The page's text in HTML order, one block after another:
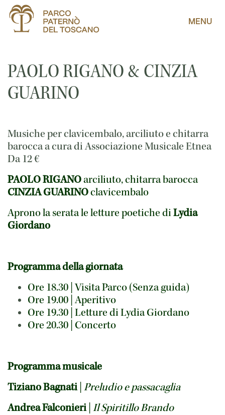
MENU
PAOLO RIGANO & CINZIA
GUARINO
Musiche per clavicembalo, arciliuto e chitarra
barocca a cura di Associazione Musicale Etnea
Da12€
PAOLO RIGANOarciliuto, chitarra barocca
CINZIA GUARINOclavicembalo
Aprono la serata le letture poetiche diLydia
Giordano
Programma della giornata
Ore 18.30 | Visita Parco (Senza guida)
Ore 19.00 | Aperitivo
Ore 19.30 | Letture di Lydia Giordano
Ore 20.30 | Concerto
Programma musicale
Tiziano Bagnati| Preludio e passacaglia
Andrea Falconieri| Il Spiritillo Brando